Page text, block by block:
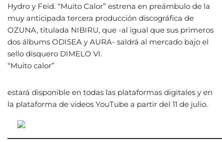
Hydro y Feid. “Muito Calor” estrena en preámbulo de la
muy anticipada tercera producción discográfica de
OZUNA, titulada NIBIRU, que -al igual que sus primeros
dos álbums ODISEA y AURA- saldrá al mercado bajo el
sello disquero DIMELO VI.
“Muito calor”
estará disponible en todas las plataformas digitales y en
la plataforma de videos YouTube a partir del 11 de julio.